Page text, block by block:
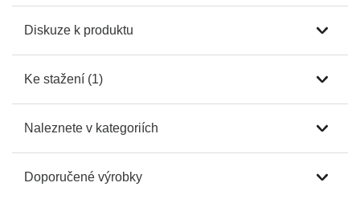
Diskuze k produktu
Ke stažení (1)
Naleznete v kategoriích
Doporučené výrobky